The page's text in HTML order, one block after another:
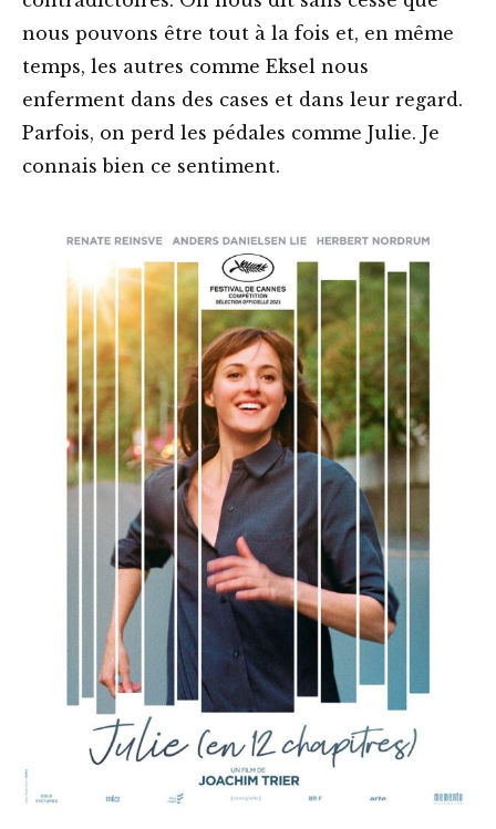
nous pouvons être tout à la fois et, en même
temps, les autres comme Eksel nous
enferment dans des cases et dans leur regard.
Parfois, on perd les pédales comme Julie. Je
connais bien ce sentiment.